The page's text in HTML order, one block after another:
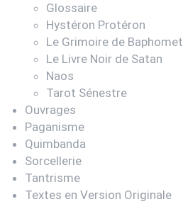
Glossaire
Hystéron Protéron
Le Grimoire de Baphomet
Le Livre Noir de Satan
Naos
Tarot Sénestre
Ouvrages
Paganisme
Quimbanda
Sorcellerie
Tantrisme
Textes en Version Originale